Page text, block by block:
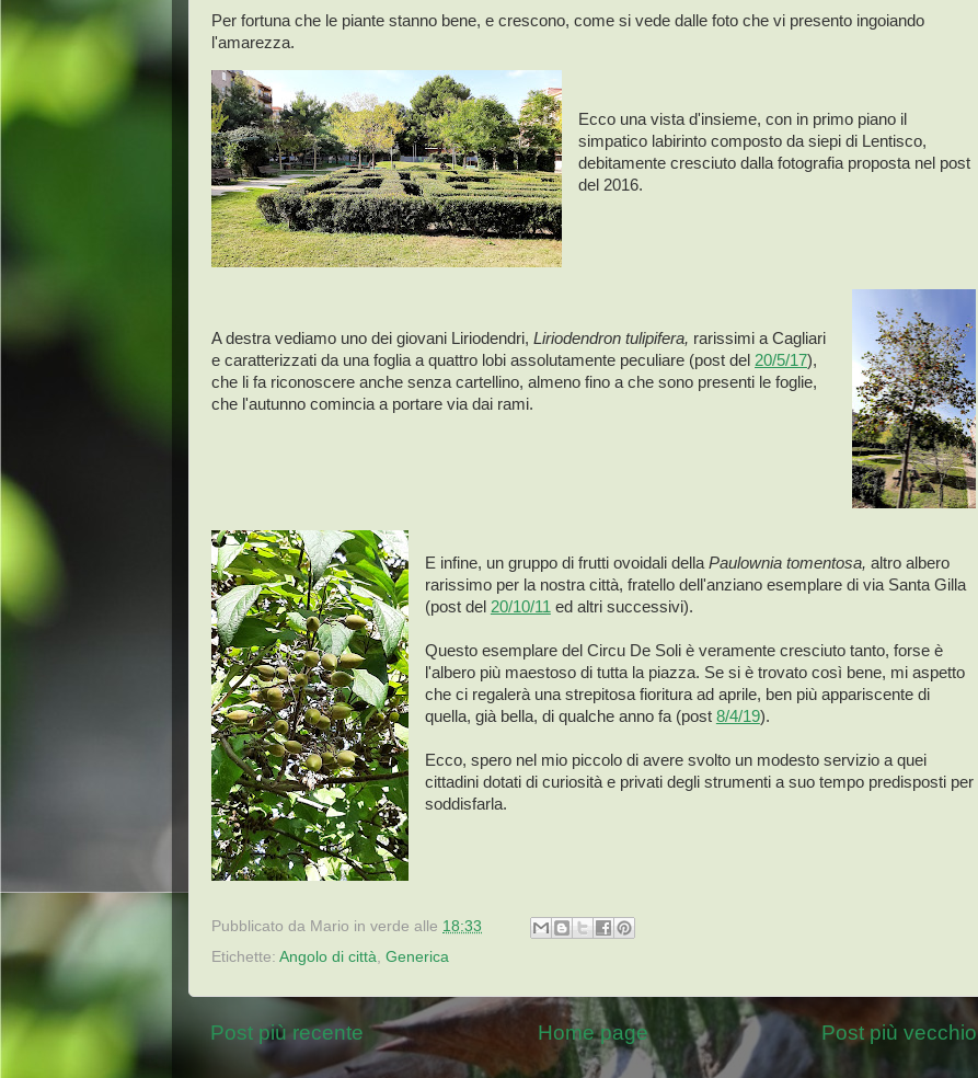
Per fortuna che le piante stanno bene, e crescono, come si vede dalle foto che vi presento ingoiando
l'amarezza.
Ecco una vista d'insieme, con in primo piano il
simpatico labirinto composto da siepi di Lentisco,
debitamente cresciuto dalla fotografia proposta nel post
del 2016.
A destra vediamo uno dei giovani Liriodendri, Liriodendron tulipifera, rarissimi a Cagliari
e caratterizzati da una foglia a quattro lobi assolutamente peculiare (post del 20/5/17),
che li fa riconoscere anche senza cartellino, almeno fino a che sono presenti le foglie,
che l'autunno comincia a portare via dai rami.
E infine, un gruppo di frutti ovoidali della Paulownia tomentosa, altro albero
rarissimo per la nostra città, fratello dell'anziano esemplare di via Santa Gilla
(post del 20/10/11 ed altri successivi).
Questo esemplare del Circu De Soli è veramente cresciuto tanto, forse è
l'albero più maestoso di tutta la piazza. Se si è trovato così bene, mi aspetto
che ci regalerà una strepitosa fioritura ad aprile, ben più appariscente di
quella, già bella, di qualche anno fa (post 8/4/19).
Ecco, spero nel mio piccolo di avere svolto un modesto servizio a quei
cittadini dotati di curiosità e privati degli strumenti a suo tempo predisposti per
soddisfarla.
Pubblicato da Mario in verde alle 18:33
Etichette: Angolo di città, Generica
Post più recente Post più vecchio
Home page